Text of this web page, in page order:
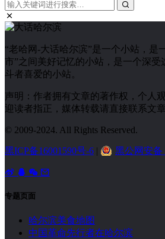
“老哈网-大话哈尔滨”是一个小站，是
市”之间美好记忆的小站，是一个深受
斗者喜爱的小站。
声明：作者拥有文章的著作权，个人
迎读者指正，媒体转载请直接联系文章
© 2009-2024. All Rights Reserved.
黑ICP备16001590号-6 | 黑公网安备
专题页面
哈尔滨美食地图
中国革命先行者在哈尔滨